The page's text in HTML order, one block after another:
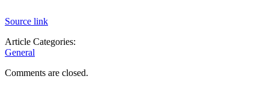
Source link
Article Categories:
General
Comments are closed.